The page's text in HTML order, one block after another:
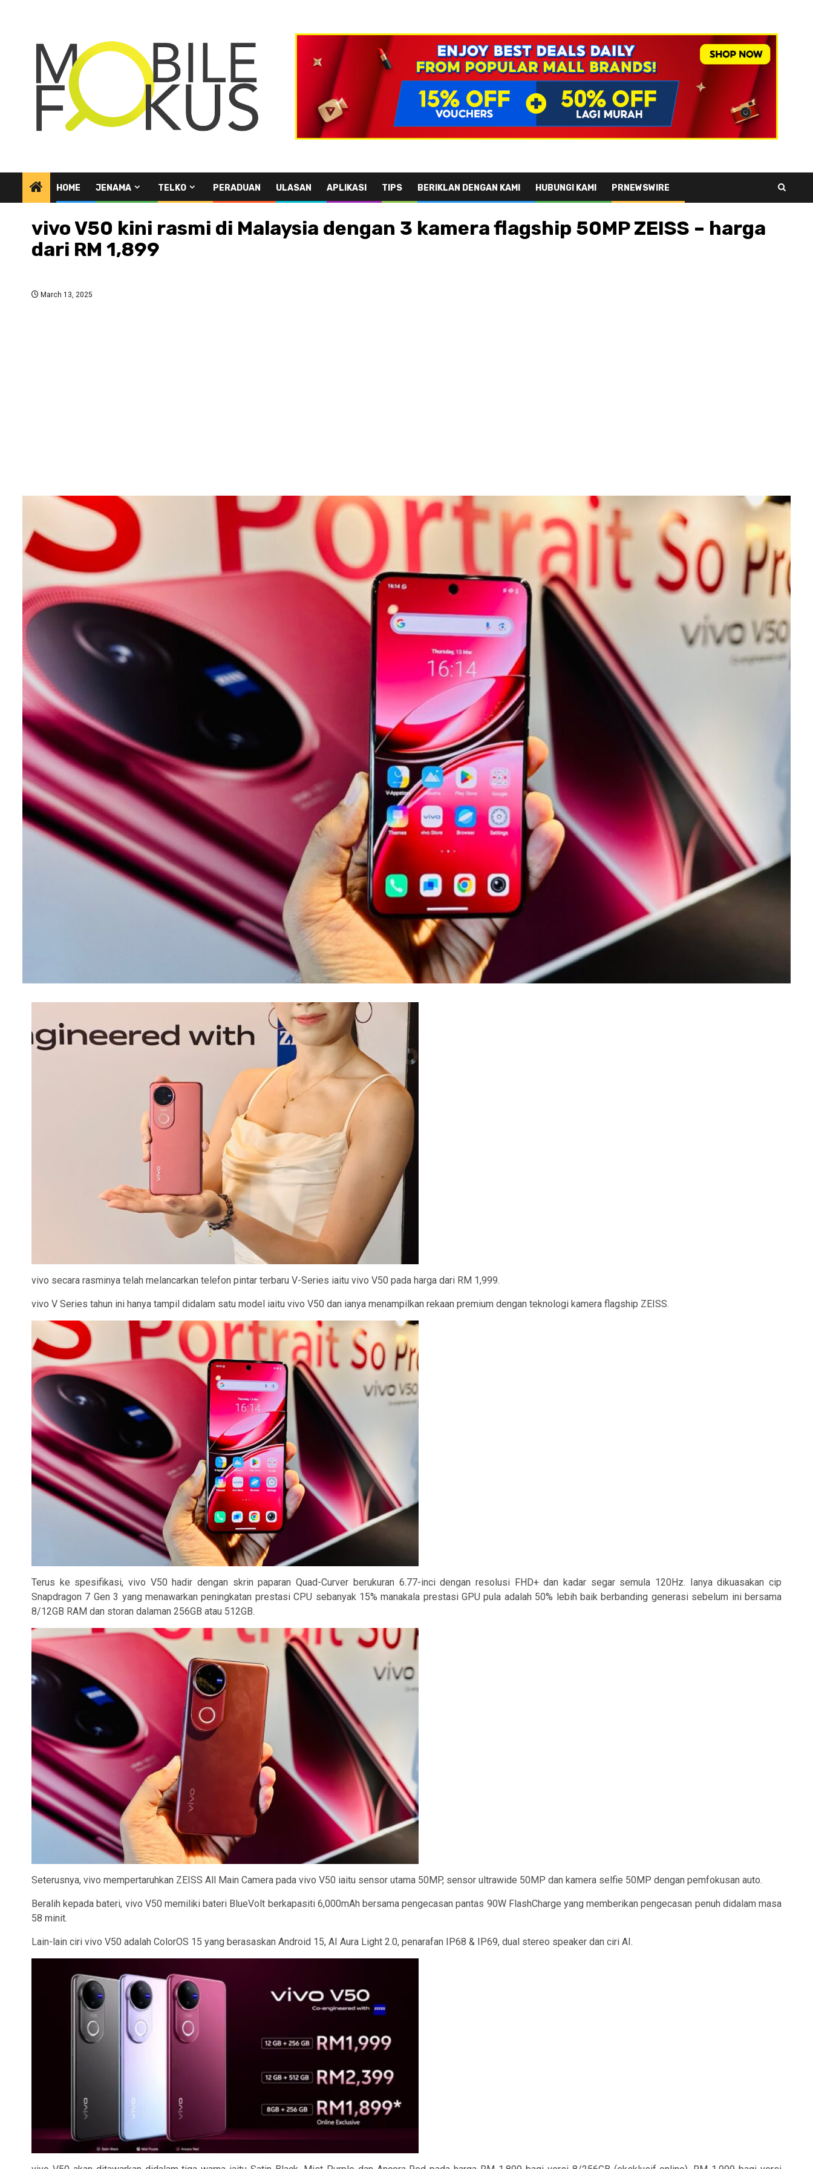
HOME JENAMA TELKO PERADUAN ULASAN APLIKASI TIPS BERIKLAN DENGAN KAMI HUBUNGI KAMI PRNEWSWIRE
vivo V50 kini rasmi di Malaysia dengan 3 kamera flagship 50MP ZEISS – harga
dari RM 1,899
March 13, 2025
vivo secara rasminya telah melancarkan telefon pintar terbaru V-Series iaitu vivo V50 pada harga dari RM 1,999.
vivo V Series tahun ini hanya tampil didalam satu model iaitu vivo V50 dan ianya menampilkan rekaan premium dengan teknologi kamera flagship ZEISS.
Terus ke spesifikasi, vivo V50 hadir dengan skrin paparan Quad-Curver berukuran 6.77-inci dengan resolusi FHD+ dan kadar segar semula 120Hz. Ianya dikuasakan cip
Snapdragon 7 Gen 3 yang menawarkan peningkatan prestasi CPU sebanyak 15% manakala prestasi GPU pula adalah 50% lebih baik berbanding generasi sebelum ini bersama
8/12GB RAM dan storan dalaman 256GB atau 512GB.
Seterusnya, vivo mempertaruhkan ZEISS All Main Camera pada vivo V50 iaitu sensor utama 50MP, sensor ultrawide 50MP dan kamera selfie 50MP dengan pemfokusan auto.
Beralih kepada bateri, vivo V50 memiliki bateri BlueVolt berkapasiti 6,000mAh bersama pengecasan pantas 90W FlashCharge yang memberikan pengecasan penuh didalam masa
58 minit.
Lain-lain ciri vivo V50 adalah ColorOS 15 yang berasaskan Android 15, AI Aura Light 2.0, penarafan IP68 & IP69, dual stereo speaker dan ciri AI.